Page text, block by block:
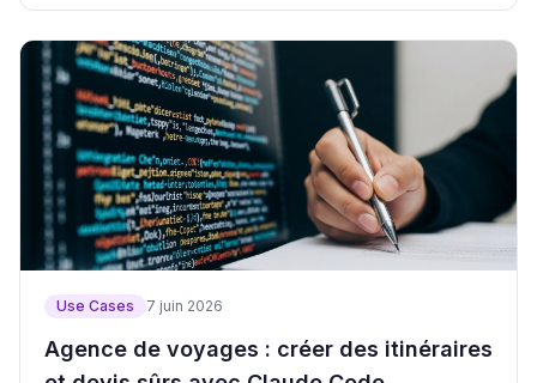
Use Cases 7 juin 2026
Agence de voyages : créer des itinéraires